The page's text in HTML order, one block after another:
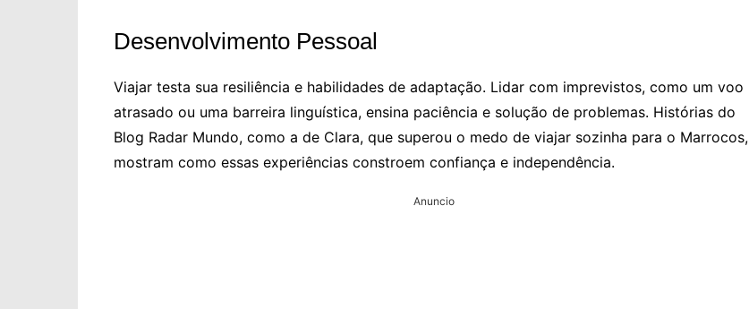
Desenvolvimento Pessoal
Viajar testa sua resiliência e habilidades de adaptação. Lidar com imprevistos, como um voo
atrasado ou uma barreira linguística, ensina paciência e solução de problemas. Histórias do
Blog Radar Mundo, como a de Clara, que superou o medo de viajar sozinha para o Marrocos,
mostram como essas experiências constroem confiança e independência.
Anuncio